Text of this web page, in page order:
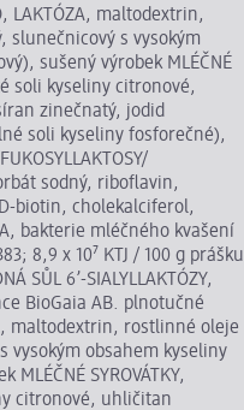
LAKTÓZA, maltodextrin,
slunečnicový s vysokým
sušený výrobek MLÉČNÉ
soli kyseliny citronové,
zinečnatý, jodid
soli kyseliny fosforečné),
sodný, riboflavin,
biotin, cholekalciferol,
bakterie mléčného kvašení
8,9 x 10⁷ KTJ / 100 g prášku
SŮL 6’-SIALYLLAKTÓZY,
BioGaia AB. plnotučné
maltodextrin, rostlinné oleje
vysokým obsahem kyseliny
SYROVÁTKY,
citronové, uhličitan